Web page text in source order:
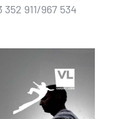
911/967 534